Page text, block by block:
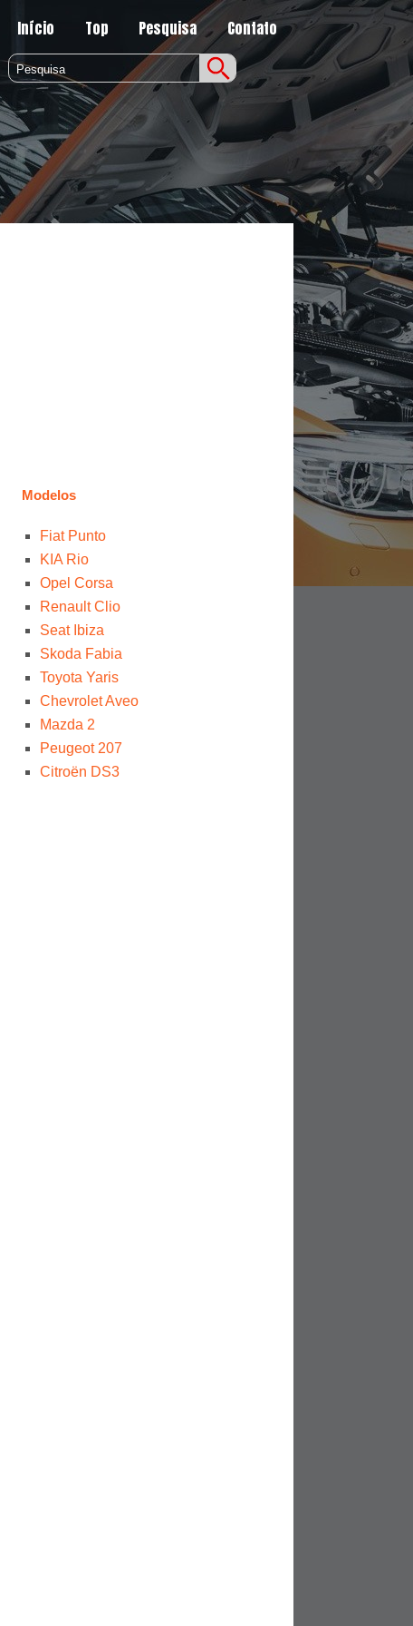
Início Top Pesquisa Contato
Modelos
Fiat Punto
KIA Rio
Opel Corsa
Renault Clio
Seat Ibiza
Skoda Fabia
Toyota Yaris
Chevrolet Aveo
Mazda 2
Peugeot 207
Citroën DS3